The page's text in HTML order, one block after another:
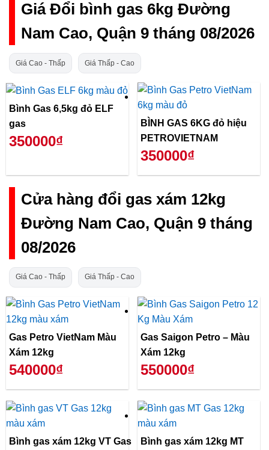
Giá Đổi bình gas 6kg Đường
Nam Cao, Quận 9 tháng 08/2026
Giá Cao - Thấp Giá Thấp - Cao
Bình Gas 6,5kg đỏ ELF
gas
350000₫
BÌNH GAS 6KG đỏ hiệu
PETROVIETNAM
350000₫
Cửa hàng đổi gas xám 12kg
Đường Nam Cao, Quận 9 tháng
08/2026
Giá Cao - Thấp Giá Thấp - Cao
Gas Petro VietNam Màu
Xám 12kg
540000₫
Gas Saigon Petro – Màu
Xám 12kg
550000₫
Bình gas xám 12kg VT Gas
Bình gas xám 12kg MT